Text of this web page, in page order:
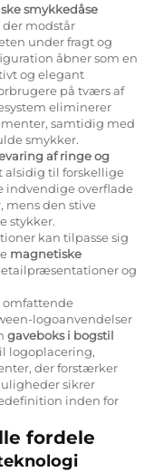
smykkedåse
modstår
under fragt og
åbner som en
og elegant
på tværs af
eliminerer
samtidig med
smykker.
af ringe og
alsidig til forskellige
indvendige overflade
mens den stive
stykker.
kan tilpasse sig
magnetiske
og
omfattende
logoanvendelser
gaveboks i bogstil
logoplacering,
der forstærker
sikrer
inden for
fordele